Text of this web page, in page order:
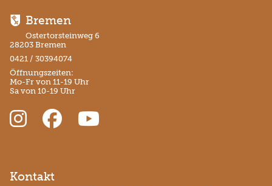
Bremen
Ostertorsteinweg 6
28203 Bremen
0421 / 30394074
Öffnungszeiten:
Mo-Fr von 11-19 Uhr
Sa von 10-19 Uhr
Kontakt